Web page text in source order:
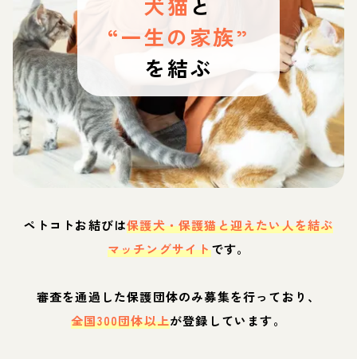
“一生の家族”
を結ぶ
ペトコトお結びは保護犬・保護猫と迎えたい人を結ぶ
マッチングサイトです。
審査を通過した保護団体のみ募集を行っており、
全国300団体以上が登録しています。